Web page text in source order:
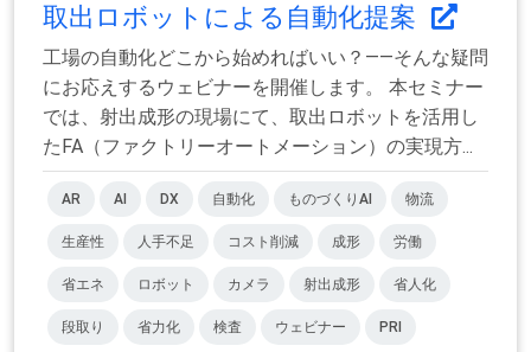
取出ロボットによる自動化提案
工場の自動化どこから始めればいい？――そんな疑問
にお応えするウェビナーを開催します。 本セミナー
では、射出成形の現場にて、取出ロボットを活用し
たFA（ファクトリーオートメーション）の実現方...
AR AI DX 自動化 ものづくりAI 物流
生産性 人手不足 コスト削減 成形 労働
省エネ ロボット カメラ 射出成形 省人化
段取り 省力化 検査 ウェビナー PRI